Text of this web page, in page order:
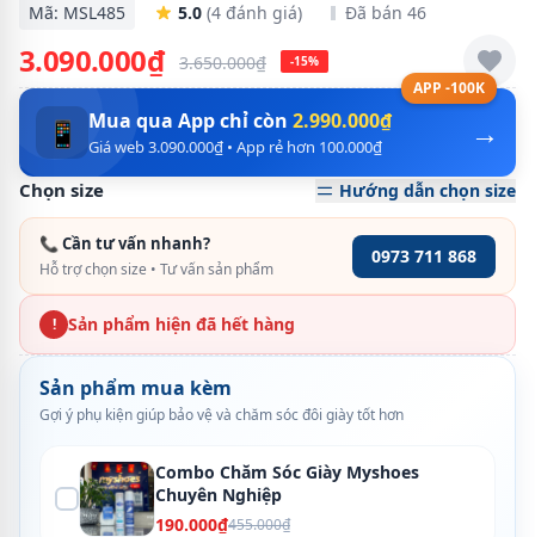
Mã: MSL485 5.0 (4 đánh giá) Đã bán 46
3.090.000₫ 3.650.000₫ -15%
APP -100K
→
📱 Mua qua App chỉ còn 2.990.000₫
Giá web 3.090.000₫ • App rẻ hơn 100.000₫
Chọn size Hướng dẫn chọn size
📞 Cần tư vấn nhanh?
Hỗ trợ chọn size • Tư vấn sản phẩm
0973 711 868
! Sản phẩm hiện đã hết hàng
Sản phẩm mua kèm
Gợi ý phụ kiện giúp bảo vệ và chăm sóc đôi giày tốt hơn
Combo Chăm Sóc Giày Myshoes
Chuyên Nghiệp
190.000₫455.000₫